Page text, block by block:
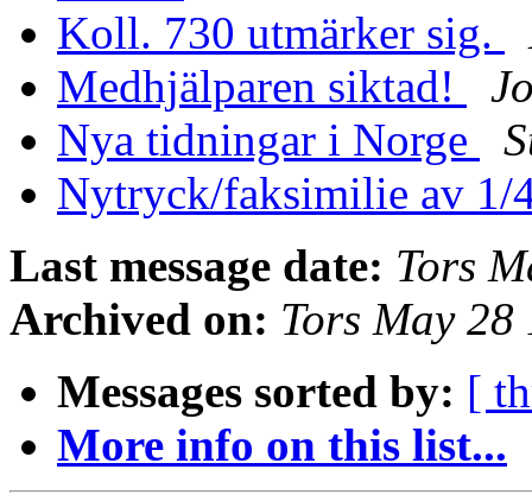
Koll. 730 utmärker sig.
Medhjälparen siktad!
Nya tidningar i Norge
Nytryck/faksimilie av 1/
Last message date: Tors
Archived on: Tors May
Messages sorted by: [
More info on this list...